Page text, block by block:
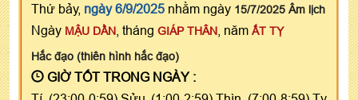
Thứ bảy, ngày 6/9/2025 nhằm ngày 15/7/2025 Âm lịch
Ngày MẬU DẦN , tháng GIÁP THÂN , năm ẤT TỴ
Hắc đạo (thiên hình hắc đạo)
GIỜ TỐT TRONG NGÀY :